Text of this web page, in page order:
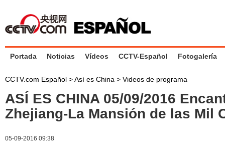
Portada Noticias Vídeos CCTV-Español Fotogalería
CCTV.com Español >Así es China > Videos de programa
ASÍ ES CHINA 05/09/2016
Zhejiang-La Mansión de las Mil
05-09-2016 09:38